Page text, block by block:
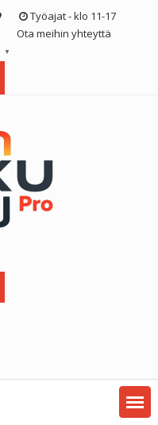
Työajat - klo 11-17
Ota meihin yhteyttä
▼